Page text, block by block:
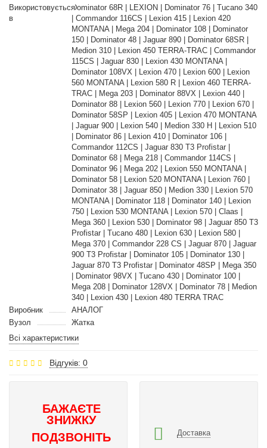
Використовується
в
Dominator 68R | LEXION | Dominator 76 | Tucano 340
| Commandor 116CS | Lexion 415 | Lexion 420
MONTANA | Mega 204 | Dominator 108 | Dominator
150 | Dominator 48 | Jaguar 890 | Dominator 68SR |
Medion 310 | Lexion 450 TERRA-TRAC | Commandor
115CS | Jaguar 830 | Lexion 430 MONTANA |
Dominator 108VX | Lexion 470 | Lexion 600 | Lexion
560 MONTANA | Lexion 580 R | Lexion 460 TERRA-
TRAC | Mega 203 | Dominator 88VX | Lexion 440 |
Dominator 88 | Lexion 560 | Lexion 770 | Lexion 670 |
Dominator 58SP | Lexion 405 | Lexion 470 MONTANA
| Jaguar 900 | Lexion 540 | Medion 330 H | Lexion 510
| Dominator 86 | Lexion 410 | Dominator 106 |
Commandor 112CS | Jaguar 830 T3 Profistar |
Dominator 68 | Mega 218 | Commandor 114CS |
Dominator 96 | Mega 202 | Lexion 550 MONTANA |
Dominator 58 | Lexion 520 MONTANA | Lexion 760 |
Dominator 38 | Jaguar 850 | Medion 330 | Lexion 570
MONTANA | Dominator 118 | Dominator 140 | Lexion
750 | Lexion 530 MONTANA | Lexion 570 | Claas |
Mega 360 | Lexion 530 | Dominator 98 | Jaguar 850 T3
Profistar | Tucano 480 | Lexion 630 | Lexion 580 |
Mega 370 | Commandor 228 CS | Jaguar 870 | Jaguar
900 T3 Profistar | Dominator 105 | Dominator 130 |
Jaguar 870 T3 Profistar | Dominator 48SP | Mega 350
| Dominator 98VX | Tucano 430 | Dominator 100 |
Mega 208 | Dominator 128VX | Dominator 78 | Medion
340 | Lexion 430 | Lexion 480 TERRA TRAC
Виробник
АНАЛОГ
Вузол
Жатка
Всі характеристики
Відгуків: 0
БАЖАЄТЕ
ЗНИЖКУ
ПОДЗВОНІТЬ
Доставка